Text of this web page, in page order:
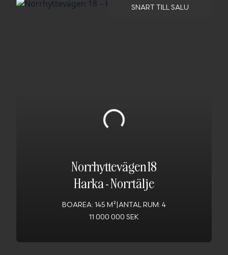
SNART TILL SALU
Norrhyttevägen 18
Harka-Norrtälje
BOAREA: 145 M² ANTAL RUM: 4
11 000 000 SEK